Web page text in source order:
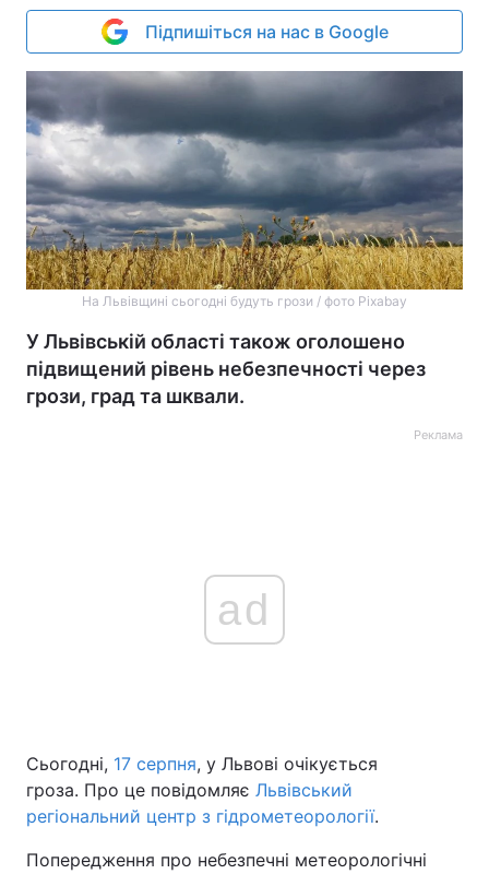
Підпишіться на нас в Google
На Львівщині сьогодні будуть грози / фото Pixabay
У Львівській області також оголошено
підвищений рівень небезпечності через
грози, град та шквали.
Реклама
ad
Сьогодні, 17 серпня, у Львові очікується
гроза. Про це повідомляє Львівський
регіональний центр з гідрометеорології.
Попередження про небезпечні метеорологічні